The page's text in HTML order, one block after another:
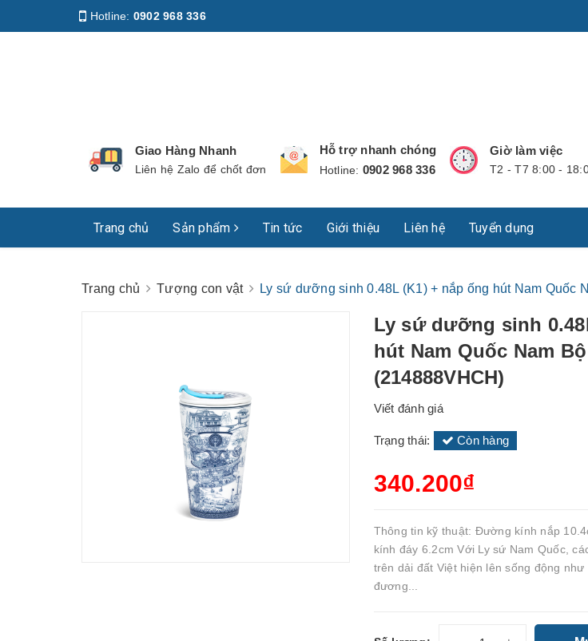
Hotline: 0902 968 336
Giao Hàng Nhanh
Liên hệ Zalo để chốt đơn
Hỗ trợ nhanh chóng
Hotline: 0902 968 336
Giờ làm việc
T2 - T7 8:00 -
Trang chủ Sản phẩm Tin tức Giới thiệu Liên hệ Tuyển dụng
Trang chủ Tượng con vật Ly sứ dưỡng sinh 0.48L (K1) + nắp ống hút Nam Quốc
Ly sứ dưỡng sinh
hút Nam Quốc Nam
(214888VHCH)
Viết đánh giá
Trạng thái: Còn hàng
340.200₫
Thông tin kỹ thuật: Đường kính nắp
kính đáy 6.2cm Với Ly sứ Nam Quốc,
trên dải đất Việt hiện lên sống động
đương...